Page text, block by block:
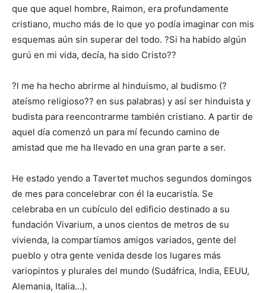
que que aquel hombre, Raimon, era profundamente
cristiano, mucho más de lo que yo podía imaginar con mis
esquemas aún sin superar del todo. ?Si ha habido algún
gurú en mi vida, decía, ha sido Cristo??
?l me ha hecho abrirme al hinduismo, al budismo (?
ateísmo religioso?? en sus palabras) y así ser hinduista y
budista para reencontrarme también cristiano. A partir de
aquel día comenzó un para mí fecundo camino de
amistad que me ha llevado en una gran parte a ser.
He estado yendo a Tavertet muchos segundos domingos
de mes para concelebrar con él la eucaristía. Se
celebraba en un cubículo del edificio destinado a su
fundación Vivarium, a unos cientos de metros de su
vivienda, la compartíamos amigos variados, gente del
pueblo y otra gente venida desde los lugares más
variopintos y plurales del mundo (Sudáfrica, India, EEUU,
Alemania, Italia…).